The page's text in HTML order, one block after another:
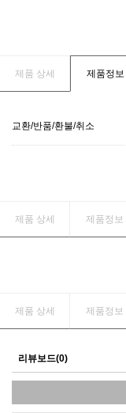
제품 상세 제품정보
교환/반품/환불/취소
제품 상세 제품정보
제품 상세 제품정보
리뷰보드(0)